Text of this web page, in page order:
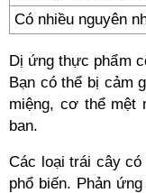
Có nhiều nguyên
Dị ứng thực phẩm
Bạn có thể bị cảm
miệng, cơ thể mệt
ban.
Các loại trái cây
phổ biến. Phản